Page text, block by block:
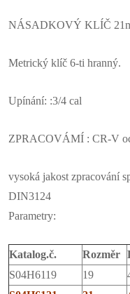
NÁSADKOVÝ KLÍČ
Metrický klíč 6-ti hranný.
Upínání: :3/4 cal
ZPRACOVÁMÍ : CR-V
vysoká jakost zpracování
DIN3124
Parametry:
Katalog.č. Rozměr
S04H6119
19